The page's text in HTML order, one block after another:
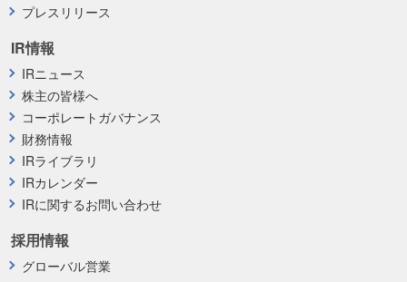
採用情報
グローバル営業
プレスリリース
IR情報
IRニュース
株主の皆様へ
コーポレートガバナンス
財務情報
IRライブラリ
IRカレンダー
IRに関するお問い合わせ